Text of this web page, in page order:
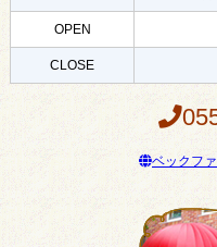
OPEN
CLOSE
ベックフ